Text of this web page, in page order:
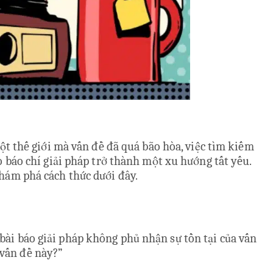
thế giới mà vấn đề đã quá bão hòa, việc tìm kiếm
chí giải pháp trở thành một xu hướng tất yếu.
phá cách thức dưới đây.
báo giải pháp không phủ nhận sự tồn tại của vấn
đề này?”